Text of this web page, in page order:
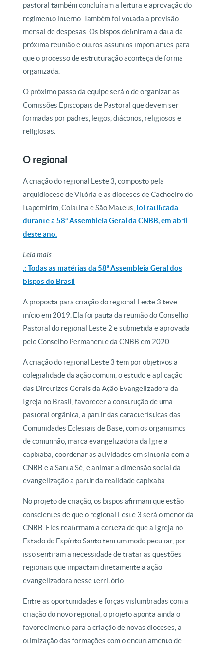
pastoral também concluíram a leitura e aprovação do
regimento interno. Também foi votada a previsão
mensal de despesas. Os bispos definiram a data da
próxima reunião e outros assuntos importantes para
que o processo de estruturação aconteça de forma
organizada.
O próximo passo da equipe será o de organizar as
Comissões Episcopais de Pastoral que devem ser
formadas por padres, leigos, diáconos, religiosos e
religiosas.
O regional
A criação do regional Leste 3, composto pela
arquidiocese de Vitória e as dioceses de Cachoeiro do
Itapemirim, Colatina e São Mateus,foi ratificada
durante a 58ª Assembleia Geral da CNBB, em abril
deste ano.
Leia mais
.: Todas as matérias da 58ª Assembleia Geral dos
bispos do Brasil
A proposta para criação do regional Leste 3 teve
início em 2019. Ela foi pauta da reunião do Conselho
Pastoral do regional Leste 2 e submetida e aprovada
pelo Conselho Permanente da CNBB em 2020.
A criação do regional Leste 3 tem por objetivos a
colegialidade da ação comum, o estudo e aplicação
das Diretrizes Gerais da Ação Evangelizadora da
Igreja no Brasil; favorecer a construção de uma
pastoral orgânica, a partir das características das
Comunidades Eclesiais de Base, com os organismos
de comunhão, marca evangelizadora da Igreja
capixaba; coordenar as atividades em sintonia com a
CNBB e a Santa Sé; e animar a dimensão social da
evangelização a partir da realidade capixaba.
No projeto de criação, os bispos afirmam que estão
conscientes de que o regional Leste 3 será o menor da
CNBB. Eles reafirmam a certeza de que a Igreja no
Estado do Espírito Santo tem um modo peculiar, por
isso sentiram a necessidade de tratar as questões
regionais que impactam diretamente a ação
evangelizadora nesse território.
Entre as oportunidades e forças vislumbradas com a
criação do novo regional, o projeto aponta ainda o
favorecimento para a criação de novas dioceses, a
otimização das formações com o encurtamento de